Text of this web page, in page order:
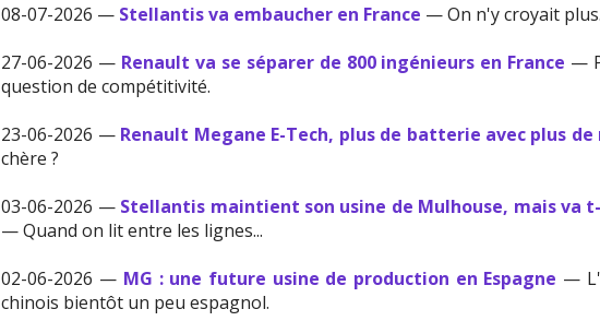
08-07-2026 — Stellantis va embaucher en France — On n'y croyait plus.
27-06-2026 — Renault va se séparer de 800 ingénieurs en France —
question de compétitivité.
23-06-2026 — Renault Megane E-Tech, plus de batterie avec plus de
chère ?
03-06-2026 — Stellantis maintient son usine de Mulhouse, mais va
— Quand on lit entre les lignes...
02-06-2026 — MG : une future usine de production en Espagne —
chinois bientôt un peu espagnol.